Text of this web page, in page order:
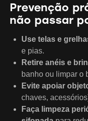
Prevenção
não passar
Use telas e
e pias.
Retire anéis e
banho ou limpar o
Evite apoiar
chaves,
Faça limpeza